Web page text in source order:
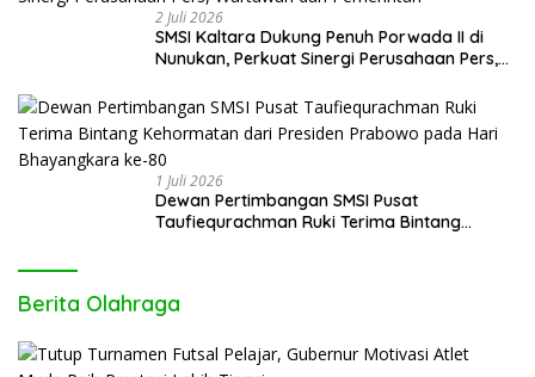
2 Juli 2026
SMSI Kaltara Dukung Penuh Porwada II di
Nunukan, Perkuat Sinergi Perusahaan Pers,
1 Juli 2026
Dewan Pertimbangan SMSI Pusat
Taufiequrachman Ruki Terima Bintang
Berita Olahraga